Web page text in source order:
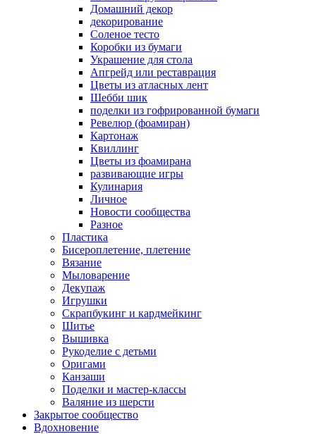
Домашний декор
декорирование
Соленое тесто
Коробки из бумаги
Украшение для стола
Апгрейд или реставрация
Цветы из атласных лент
Шебби шик
поделки из гофрированной бумаги
Ревелюр (фоамиран)
Картонаж
Квиллинг
Цветы из фоамирана
развивающие игры
Кулинария
Личное
Новости сообщества
Разное
Пластика
Бисероплетение, плетение
Вязание
Мыловарение
Декупаж
Игрушки
Скрапбукинг и кардмейкинг
Шитье
Вышивка
Рукоделие с детьми
Оригами
Канзаши
Поделки и мастер-классы
Валяние из шерсти
Закрытое сообщество
Вдохновение